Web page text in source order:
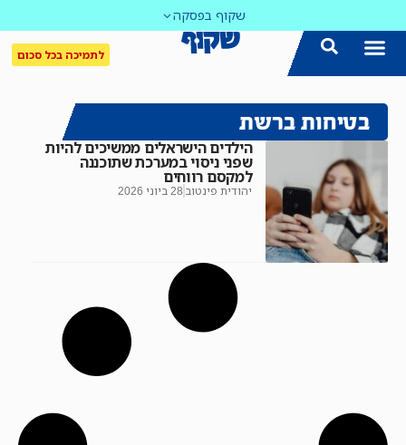
שקוף בפסקה
לתמיכה בכל סכום
בטיחות ברשת
הילדים הישראלים ממשיכים להיות
שפני ניסוי במערכת שתוכננה
למקסם רווחים
יהודית פינטוב 28 ביוני 2026